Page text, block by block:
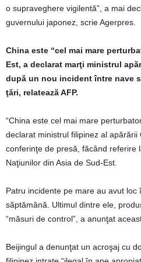
o supraveghere vigilentă”, a mai
guvernului japonez, scrie Agerpres.
China este “cel mai mare
Est, a declarat marţi ministrul
după un nou incident între nave
ţări, relatează AFP.
“China este cel mai mare
declarat ministrul filipinez al
conferinţe de presă, făcând referire
Naţiunilor din Asia de Sud-Est.
Patru incidente pe mare au avut
săptămână. Ultimul dintre ele,
“măsuri de control”, a anunţat
Beijingul a denunţat un acroşaj cu